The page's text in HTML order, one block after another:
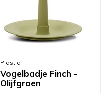
Plastia
Vogelbadje Finch -
Olijfgroen